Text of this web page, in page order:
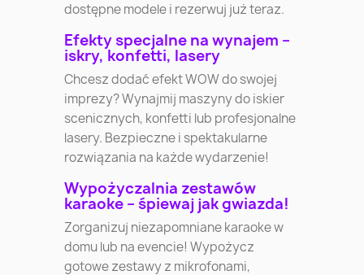
dostępne modele i rezerwuj już teraz.
Efekty specjalne na wynajem –
iskry, konfetti, lasery
Chcesz dodać efekt WOW do swojej
imprezy? Wynajmij maszyny do iskier
scenicznych, konfetti lub profesjonalne
lasery. Bezpieczne i spektakularne
rozwiązania na każde wydarzenie!
Wypożyczalnia zestawów
karaoke – śpiewaj jak gwiazda!
Zorganizuj niezapomniane karaoke w
domu lub na evencie! Wypożycz
gotowe zestawy z mikrofonami,